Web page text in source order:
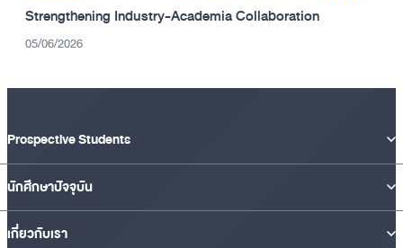
Strengthening Industry-Academia Collaboration
05/06/2026
Prospective Students
นักศึกษาปัจจุบัน
เกี่ยวกับเรา